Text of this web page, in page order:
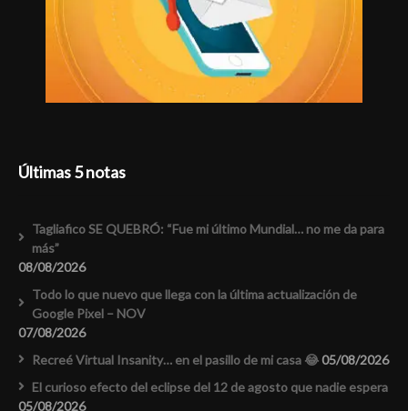
Últimas 5 notas
Tagliafico SE QUEBRÓ: “Fue mi último Mundial… no me da para
más”
08/08/2026
Todo lo que nuevo que llega con la última actualización de
Google Pixel – NOV
07/08/2026
Recreé Virtual Insanity… en el pasillo de mi casa 😂05/08/2026
El curioso efecto del eclipse del 12 de agosto que nadie espera
05/08/2026